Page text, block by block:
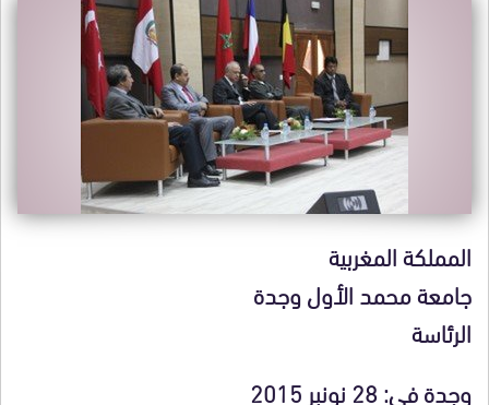
المملكة المغربية
جامعة محمد الأول وجدة
الرئاسة
وجدة في: 28 نونبر 2015